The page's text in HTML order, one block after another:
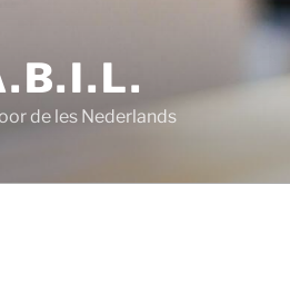
de les Nederlands